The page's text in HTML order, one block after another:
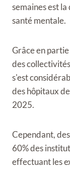
semaines est
santé mentale.
Grâce en
des
s'est
des hôpitaux
2025.
Cependant,
60% des
effectuant les